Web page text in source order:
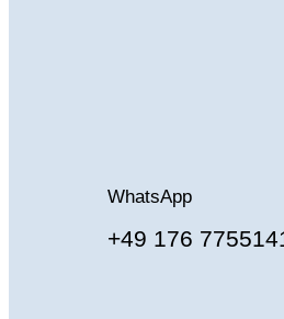
WhatsApp
+49 176